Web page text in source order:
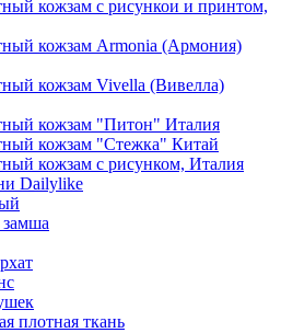
кожзам с рисункои и принтом,
кожзам Armonia (Армония)
кожзам Vivella (Вивелла)
кожзам "Питон" Италия
кожзам "Стежка" Китай
кожзам с рисунком, Италия
Dailylike
плотная ткань